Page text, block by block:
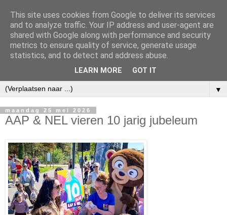
▼
maandag 25 mei 2026
AAP & NEL vieren 10 jarig jubeleum
This site uses cookies from Google to deliver its services
and to analyze traffic. Your IP address and user-agent are
shared with Google along with performance and security
metrics to ensure quality of service, generate usage
statistics, and to detect and address abuse.
LEARN MORE GOT IT